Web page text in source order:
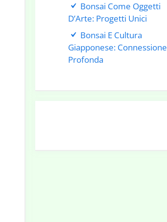
Bonsai Come Oggetti
D’Arte: Progetti Unici
Bonsai E Cultura
Giapponese: Connessione
Profonda